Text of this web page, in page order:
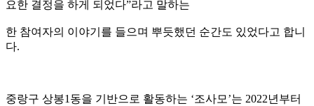
요한 결정을 하게 되었다”라고 말하는
한 참여자의 이야기를 들으며 뿌듯했던 순간도 있었다고 합니
다.
중랑구 상봉1동을 기반으로 활동하는 ‘조사모’는 2022년부터